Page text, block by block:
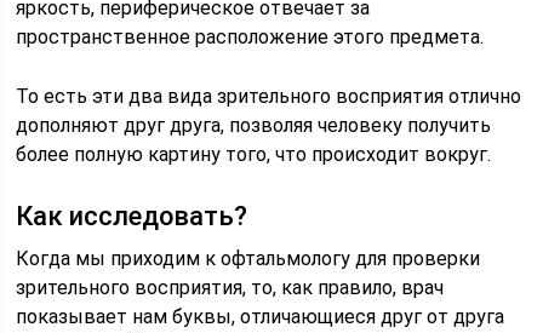
яркость, периферическое отвечает за
пространственное расположение этого предмета.
То есть эти два вида зрительного восприятия отлично
дополняют друг друга, позволяя человеку получить
более полную картину того, что происходит вокруг.
Как исследовать?
Когда мы приходим к офтальмологу для проверки
зрительного восприятия, то, как правило, врач
показывает нам буквы, отличающиеся друг от друга